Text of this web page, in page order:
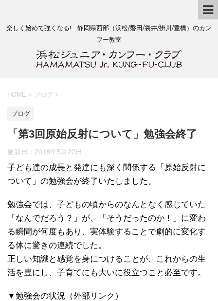
楽しく始めて強くなる! 静岡県西部（浜松/磐田/袋井/掛川/豊橋）のカン
フー教室
HOME > ブログ >
ブログ
「第3回原始反射について」勉強会終了
更新日： 2018年5月22日
子ども達の成長と発達にも深く関係する「原始反射に
ついて」の勉強会が終了いたしました。
勉強会では、子どもの頃からのなんとなく感じていた
「なんでだろう？」が、「そうだったのか！」に変わ
る瞬間が何度もあり、実体験することで劇的に変化す
る体に驚きの連続でした。
正しい知識と感覚を身につけることが、これからの生
活を豊にし、子育てにも大いに役立つこと必至です。
▼勉強会の状況（外部リンク）